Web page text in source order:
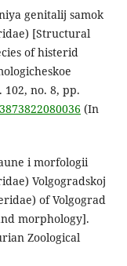
genitalij samok
[Structural
of histerid
no. 8, pp.
(In
i morfologii
Volgogradskoj
of Volgograd
morphology].
Zoological